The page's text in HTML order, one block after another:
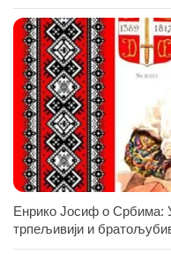
Енрико Јосиф о Србима: У
трпељивији и